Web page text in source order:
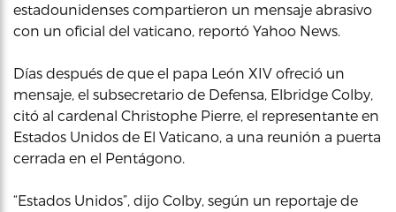
estadounidenses compartieron un mensaje abrasivo
con un oficial del vaticano, reportó Yahoo News.
Días después de que el papa León XIV ofreció un
mensaje, el subsecretario de Defensa, Elbridge Colby,
citó al cardenal Christophe Pierre, el representante en
Estados Unidos de El Vaticano, a una reunión a puerta
cerrada en el Pentágono.
“Estados Unidos”, dijo Colby, según un reportaje de